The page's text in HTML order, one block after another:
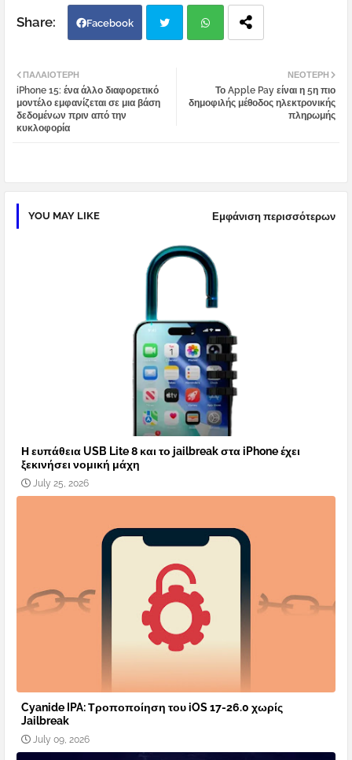
Facebook
tter
ΝΕΌΤΕΡΗ
Το Apple Pay είναι η 5η πιο
δημοφιλής μέθοδος ηλεκτρονικής
πληρωμής
ΠΑΛΑΙΌΤΕΡΗ
iPhone 15: ένα άλλο διαφορετικό
μοντέλο εμφανίζεται σε μια βάση
δεδομένων πριν από την
κυκλοφορία
YOU MAY LIKE Εμφάνιση περισσότερων
Η ευπάθεια USB Lite 8 και το jailbreak στα iPhone έχει
ξεκινήσει νομική μάχη
July 25, 2026
Cyanide IPA: Τροποποίηση του iOS 17-26.0 χωρίς
Jailbreak
July 09, 2026